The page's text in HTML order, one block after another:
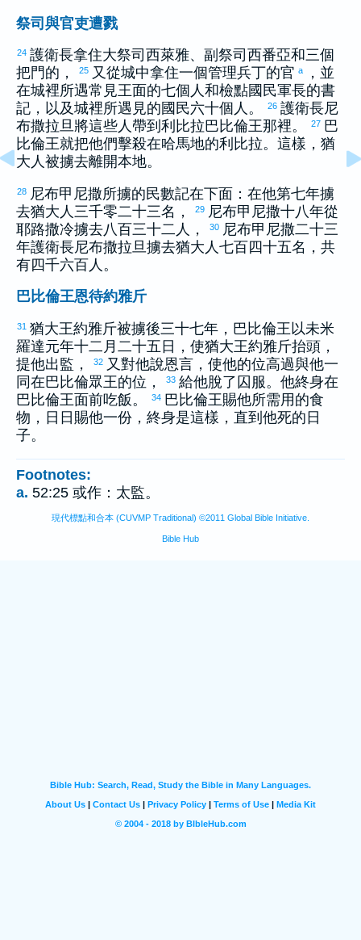
祭司與官吏遭戮
24 護衛長拿住大祭司 西萊雅、副祭司 西番亞和三個
把門的，
25 又從城中拿住一個管理兵丁的官 a
，並
在城裡所遇常見王面的七個人和檢點國民軍長的書
記，以及城裡所遇見的國民六十個人。
26 護衛長尼
布撒拉旦將這些人帶到 利比拉 巴比倫王那裡。 27 巴
比倫王就把他們擊殺在哈馬地的利比拉。這樣， 猶
大 人被擄去離開本地。
28 尼布甲尼撒所擄的民數記在下面：在他第七年擄
去猶大 人三千零二十三名， 29 尼布甲尼撒十八年從
耶路撒冷擄去八百三十二人， 30 尼布甲尼撒二十三
年護衛長尼布撒拉旦 擄去猶大 人七百四十五名，共
有四千六百人。
巴比倫王恩待約雅斤
31 猶大王約雅斤被擄後三十七年， 巴比倫王 以未米
羅達元年十二月二十五日，使猶大王約雅斤抬頭，
提他出監，
32 又對他說恩言，使他的位高過與他一
同在巴比倫眾王的位， 33 給他脫了囚服。他終身在
巴比倫王面前吃飯。 34 巴比倫王賜他所需用的食
物，日日賜他一份，終身是這樣，直到他死的日
子。
Footnotes:
a. 52:25 或作：太監。
現代標點和合本 (CUVMP Traditional) ©2011 Global Bible Initiative.
Bible Hub